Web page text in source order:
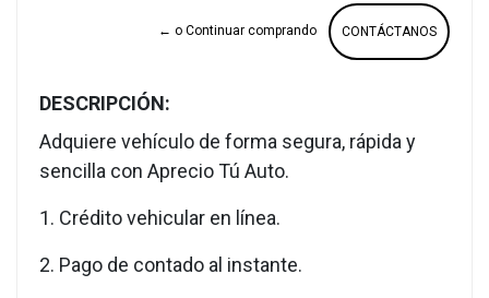
CONTÁCTANOS
← o Continuar comprando
DESCRIPCIÓN:
Adquiere vehículo de forma segura, rápida y
sencilla con Aprecio Tú Auto.
1. Crédito vehicular en línea.
2. Pago de contado al instante.